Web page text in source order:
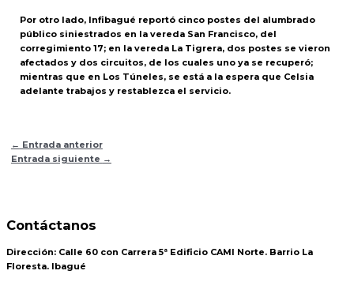
Por otro lado, Infibagué reportó cinco postes del alumbrado
público siniestrados en la vereda San Francisco, del
corregimiento 17; en la vereda La Tigrera, dos postes se vieron
afectados y dos circuitos, de los cuales uno ya se recuperó;
mientras que en Los Túneles, se está a la espera que Celsia
adelante trabajos y restablezca el servicio.
← Entrada anterior
Entrada siguiente →
Contáctanos
Dirección: Calle 60 con Carrera 5ª Edificio CAMI Norte. Barrio La
Floresta. Ibagué